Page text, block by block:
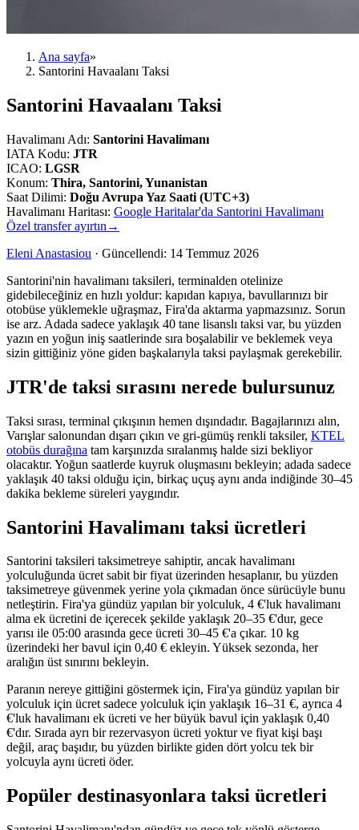
Ana sayfa»
Santorini Havaalanı Taksi
Santorini Havaalanı Taksi
Havalimanı Adı: Santorini Havalimanı
IATA Kodu: JTR
ICAO: LGSR
Konum: Thira, Santorini, Yunanistan
Saat Dilimi: Doğu Avrupa Yaz Saati (UTC+3)
Havalimanı Haritası: Google Haritalar'da Santorini Havalimanı
Özel transfer ayırtın →
Eleni Anastasiou · Güncellendi: 14 Temmuz 2026
Santorini'nin havalimanı taksileri, terminalden otelinize
gidebileceğiniz en hızlı yoldur: kapıdan kapıya, bavullarınızı bir
otobüse yüklemekle uğraşmaz, Fira'da aktarma yapmazsınız. Sorun
ise arz. Adada sadece yaklaşık 40 tane lisanslı taksi var, bu yüzden
yazın en yoğun iniş saatlerinde sıra boşalabilir ve beklemek veya
sizin gittiğiniz yöne giden başkalarıyla taksi paylaşmak gerekebilir.
JTR'de taksi sırasını nerede bulursunuz
Taksi sırası, terminal çıkışının hemen dışındadır. Bagajlarınızı alın,
Varışlar salonundan dışarı çıkın ve gri-gümüş renkli taksiler, KTEL
otobüs durağına tam karşınızda sıralanmış halde sizi bekliyor
olacaktır. Yoğun saatlerde kuyruk oluşmasını bekleyin; adada sadece
yaklaşık 40 taksi olduğu için, birkaç uçuş aynı anda indiğinde 30–45
dakika bekleme süreleri yaygındır.
Santorini Havalimanı taksi ücretleri
Santorini taksileri taksimetreye sahiptir, ancak havalimanı
yolculuğunda ücret sabit bir fiyat üzerinden hesaplanır, bu yüzden
taksimetreye güvenmek yerine yola çıkmadan önce sürücüyle bunu
netleştirin. Fira'ya gündüz yapılan bir yolculuk, 4 €'luk havalimanı
alma ek ücretini de içerecek şekilde yaklaşık 20–35 €'dur, gece
yarısı ile 05:00 arasında gece ücreti 30–45 €'a çıkar. 10 kg
üzerindeki her bavul için 0,40 € ekleyin. Yüksek sezonda, her
aralığın üst sınırını bekleyin.
Paranın nereye gittiğini göstermek için, Fira'ya gündüz yapılan bir
yolculuk için ücret sadece yolculuk için yaklaşık 16–31 €, ayrıca 4
€'luk havalimanı ek ücreti ve her büyük bavul için yaklaşık 0,40
€'dır. Sırada ayrı bir rezervasyon ücreti yoktur ve fiyat kişi başı
değil, araç başıdır, bu yüzden birlikte giden dört yolcu tek bir
yolcuyla aynı ücreti öder.
Popüler destinasyonlara taksi ücretleri